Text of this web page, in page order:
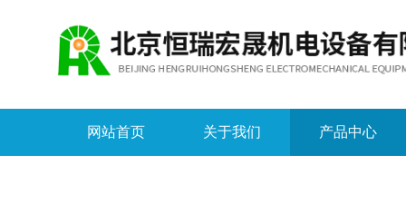
网站首页 关于我们 产品中心